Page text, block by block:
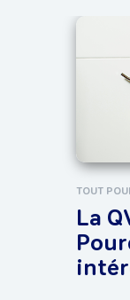
TOUT
La